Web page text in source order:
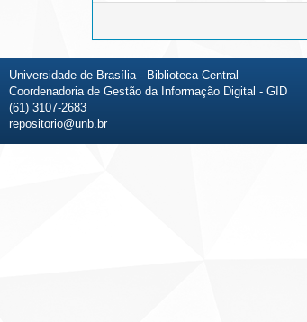
Universidade de Brasília - Biblioteca Central
Coordenadoria de Gestão da Informação Digital - GID
(61) 3107-2683
repositorio@unb.br